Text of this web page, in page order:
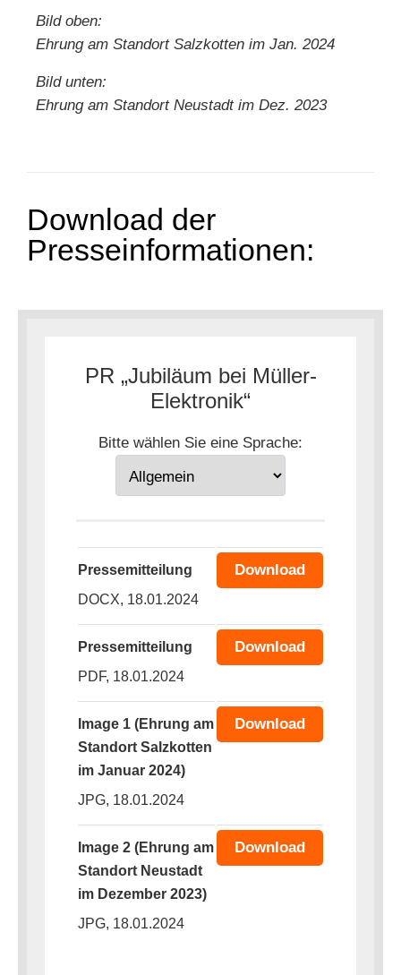
Bild oben:
Ehrung am Standort Salzkotten im Jan. 2024
Bild unten:
Ehrung am Standort Neustadt im Dez. 2023
Download der
Presseinformationen:
PR „Jubiläum bei Müller-
Elektronik“
Bitte wählen Sie eine Sprache:
Pressemitteilung
DOCX, 18.01.2024
Download
Pressemitteilung
PDF, 18.01.2024
Download
Image 1 (Ehrung am
Standort Salzkotten
im Januar 2024)
JPG, 18.01.2024
Download
Image 2 (Ehrung am
Standort Neustadt
im Dezember 2023)
JPG, 18.01.2024
Download